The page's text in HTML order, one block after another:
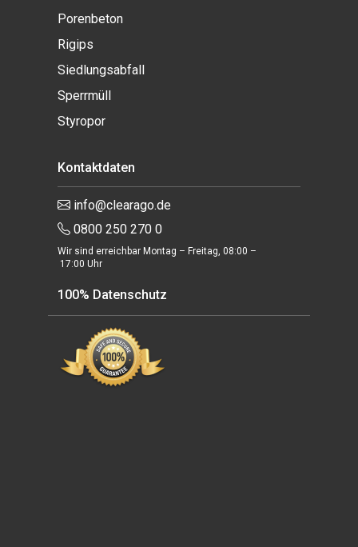
Porenbeton
Rigips
Siedlungsabfall
Sperrmüll
Styropor
Kontaktdaten
info@clearago.de
0800 250 270 0
Wir sind erreichbar Montag – Freitag, 08:00 –
17:00 Uhr
100% Datenschutz